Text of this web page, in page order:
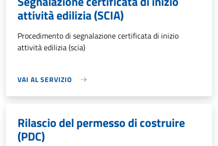
attività edilizia (SCIA)
Procedimento di segnalazione certificata di inizio
attività edilizia (scia)
VAI AL SERVIZIO
Rilascio del permesso di costruire
(PDC)